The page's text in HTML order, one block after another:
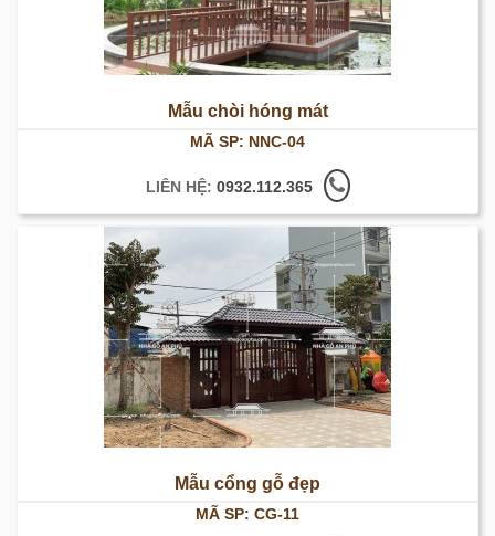
Mẫu chòi hóng mát
MÃ SP: NNC-04
LIÊN HỆ: 0932.112.365
Mẫu cổng gỗ đẹp
MÃ SP: CG-11